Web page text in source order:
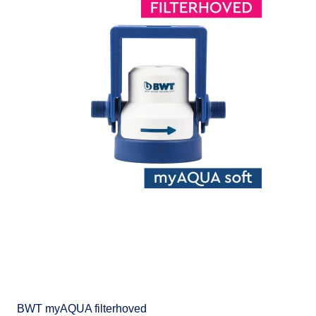
BWT myAQUA filterhoved